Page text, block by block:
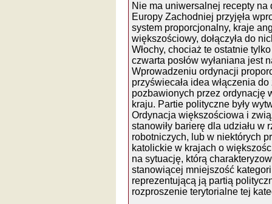
Nie ma uniwersalnej recepty
Europy Zachodniej przyjęła
system proporcjonalny, kraje
większościowy, dołączyła do
Włochy, chociaż te ostatnie
czwarta posłów wyłaniana jest
Wprowadzeniu ordynacji
przyświecała idea włączenia
pozbawionych przez ordynację
kraju. Partie polityczne były
Ordynacja większościowa i
stanowiły barierę dla udziału
robotniczych, lub w niektórych
katolickie w krajach o
na sytuację, którą
stanowiącej mniejszość
reprezentującą ją partią
rozproszenie terytorialne tej